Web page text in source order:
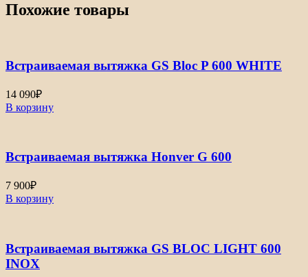
Похожие товары
Встраиваемая вытяжка GS Bloc P 600 WHITE
14 090₽
В корзину
Встраиваемая вытяжка Honver G 600
7 900₽
В корзину
Встраиваемая вытяжка GS BLOC LIGHT 600
INOX